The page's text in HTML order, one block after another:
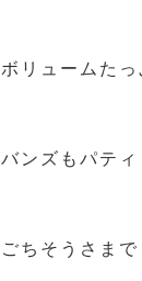
ボリュームたっ
バンズもパテ
ごちそうさまで